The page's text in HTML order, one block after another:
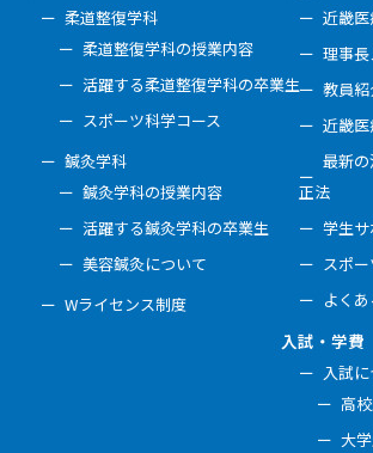
柔道整復学科
柔道整復学科の授業内容
活躍する柔道整復学科の卒業生
スポーツ科学コース
鍼灸学科
鍼灸学科の授業内容
活躍する鍼灸学科の卒業生
美容鍼灸について
Wライセンス制度
近畿
理事
教員紹
近畿
最新
正法
学生サ
スポ
よく
入試・学費
入試
高
大